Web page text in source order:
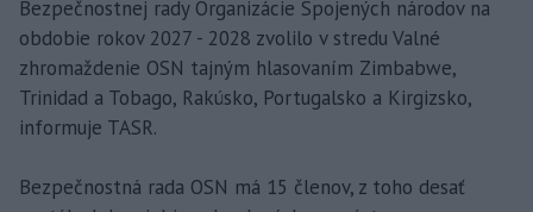
Bezpečnostnej rady Organizácie Spojených národov na
obdobie rokov 2027 - 2028 zvolilo v stredu Valné
zhromaždenie OSN tajným hlasovaním Zimbabwe,
Trinidad a Tobago, Rakúsko, Portugalsko a Kirgizsko,
informuje TASR.
Bezpečnostná rada OSN má 15 členov, z toho desať